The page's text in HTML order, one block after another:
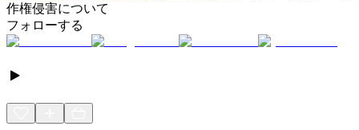
作権侵害について
フォローする